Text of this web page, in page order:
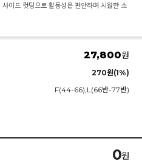
이드 컷팅으로 활동성은 편안하며 시원한 소
27,800원
270원(1%)
F(44-66),L(66반-77반)
0원